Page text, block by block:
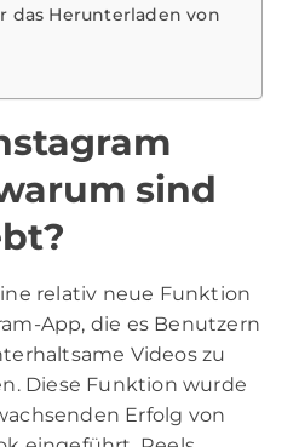
das Herunterladen von
sind
relativ neue Funktion
App, die es Benutzern
Videos zu
Diese Funktion wurde
Erfolg von